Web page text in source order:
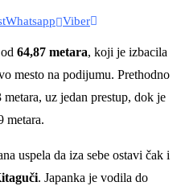
Whatsapp Viber
64,87 metara, koji je izbacila
mesto na podijumu. Prethodno
uz jedan prestup, dok je
metara.
uspela da iza sebe ostavi čak i
. Japanka je vodila do